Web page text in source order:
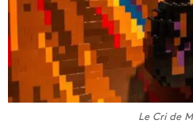
Le Cri de